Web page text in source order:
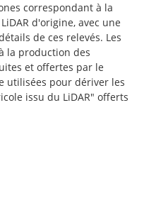
correspondant à la
d'origine, avec une
de ces relevés. Les
la production des
et offertes par le
utilisées pour dériver les
issu du LiDAR" offerts